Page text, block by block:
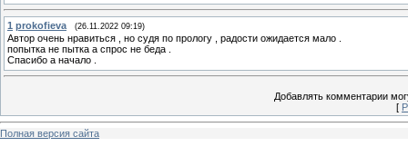
1 prokofieva (26.11.2022 09:19)
Автор очень нравиться , но судя по прологу , радости ожидается мало .
попытка не пытка а спрос не беда .
Спасибо а начало .
Добавлять комментарии
[
Полная версия сайта